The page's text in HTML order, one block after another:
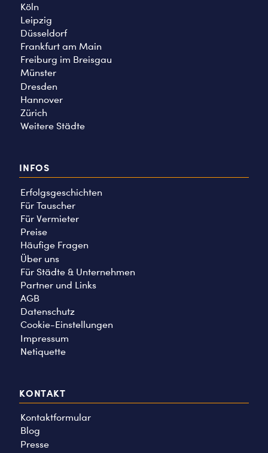
Köln
Leipzig
Düsseldorf
Frankfurt am Main
Freiburg im Breisgau
Münster
Dresden
Hannover
Zürich
Weitere Städte
INFOS
Erfolgsgeschichten
Für Tauscher
Für Vermieter
Preise
Häufige Fragen
Über uns
Für Städte & Unternehmen
Partner und Links
AGB
Datenschutz
Cookie-Einstellungen
Impressum
Netiquette
KONTAKT
Kontaktformular
Blog
Presse